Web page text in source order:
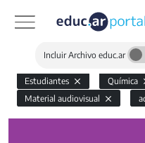
Incluir Archivo educ.ar
Estudiantes Química
Material audiovisual